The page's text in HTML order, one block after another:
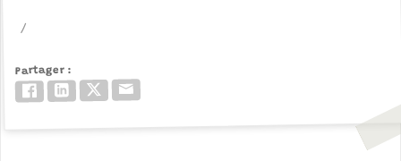
Partager
FacebookLinkedInTwitter/X